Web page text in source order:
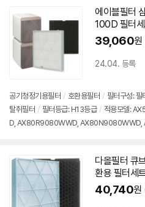
에이블필터
100D 필터
39,060원
24.04. 등록
공기청정기용필터 / 호환용필터 / 필터구성: 필
탈취필터 / 필터등급: H13등급 / 적용모델:
D, AX80R9080WWD, AX80N9080WWD,
다올필터 큐
환용 필터세
40,740원